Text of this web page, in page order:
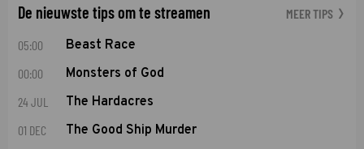
De nieuwste tips om te streamen MEER TIPS
05:00 Beast Race
00:00 Monsters of God
24 JUL The Hardacres
01 DEC The Good Ship Murder